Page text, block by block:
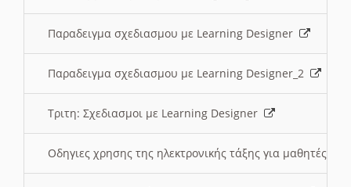
Παραδειγμα σχεδιασμου με Learning Designer
Παραδειγμα σχεδιασμου με Learning Designer_2
Τριτη: Σχεδιασμοι με Learning Designer
Οδηγιες χρησης της ηλεκτρονικής τάξης για μαθητές